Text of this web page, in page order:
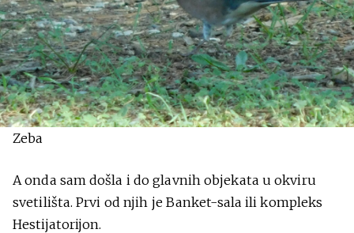
Zeba
A onda sam došla i do glavnih objekata u okviru
svetilišta. Prvi od njih je Banket-sala ili kompleks
Hestijatorijon.